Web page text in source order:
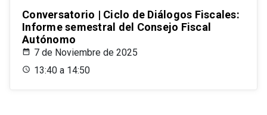
Conversatorio | Ciclo de Diálogos Fiscales:
Informe semestral del Consejo Fiscal
Autónomo
7 de Noviembre de 2025
13:40 a 14:50